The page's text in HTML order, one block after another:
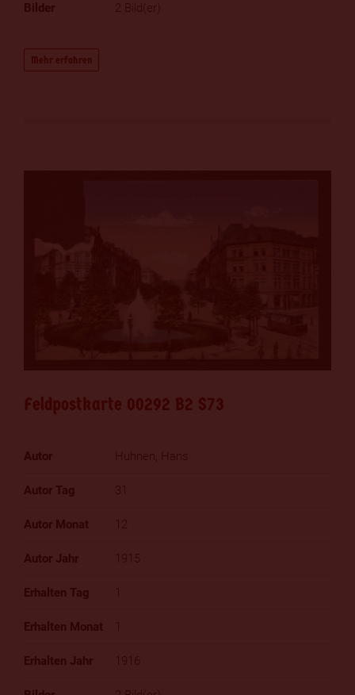
2 Bild(er)
Mehr erfahren
Feldpostkarte 00292 B2 S73
Huhnen, Hans
31
12
1915
1916